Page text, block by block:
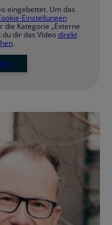
eingebettet. Um das
Einstellungen
die Kategorie „Externe
dir das Videodirekt
.